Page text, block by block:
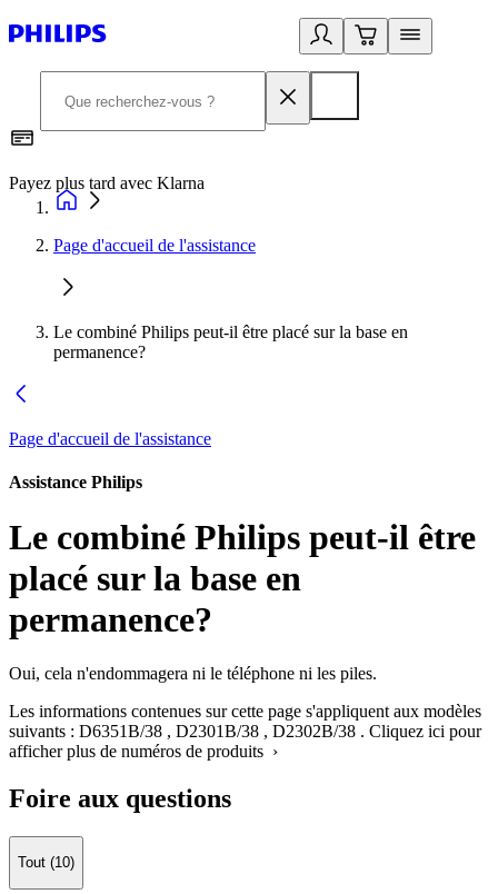
Payez plus tard avec Klarna
Page d'accueil de l'assistance
Le combiné Philips peut-il être placé sur la base en
permanence?
Page d'accueil de l'assistance
Assistance Philips
Le combiné Philips peut-il être
placé sur la base en
permanence?
Oui, cela n'endommagera ni le téléphone ni les piles.
Les informations contenues sur cette page s'appliquent aux modèles
suivants : D6351B/38 , D2301B/38 , D2302B/38 . Cliquez ici pour
afficher plus de numéros de produits ›
Foire aux questions
Tout (10)